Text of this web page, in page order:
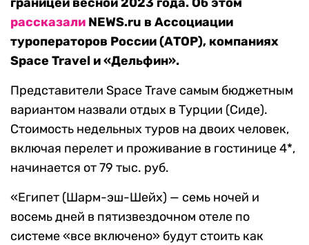
рассказали NEWS.ru в Ассоциации
туроператоров России (АТОР), компаниях
Space Travel и «Дельфин».
Представители Space Trave самым бюджетным
вариантом назвали отдых в Турции (Сиде).
Стоимость недельных туров на двоих человек,
включая перелет и проживание в гостинице 4*,
начинается от 79 тыс. руб.
«Египет (Шарм-эш-Шейх) — семь ночей и
восемь дней в пятизвездочном отеле по
системе «все включено» будут стоить как